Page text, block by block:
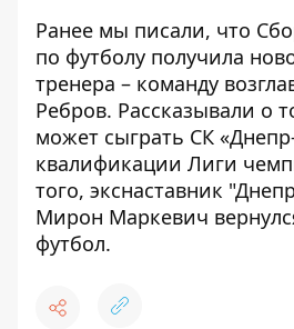
Ранее мы писали, что
по футболу получила
тренера – команду
Ребров. Рассказывали о
может сыграть СК
квалификации Лиги
того, экснаставник
Мирон Маркевич
футбол.